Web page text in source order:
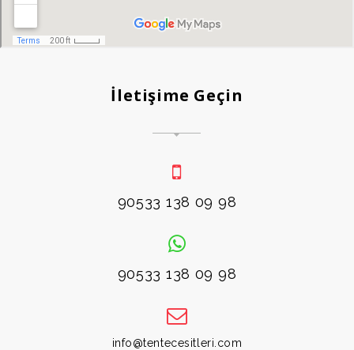
İletişime Geçin
90533 138 09 98
90533 138 09 98
info@tentecesitleri.com